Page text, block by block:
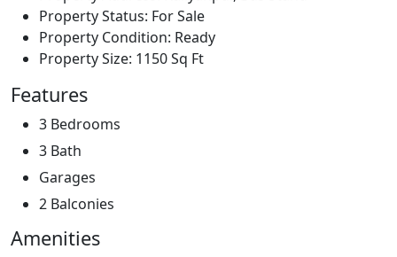
Property Status: For Sale
Property Condition: Ready
Property Size: 1150 Sq Ft
Features
3 Bedrooms
3 Bath
Garages
2 Balconies
Amenities